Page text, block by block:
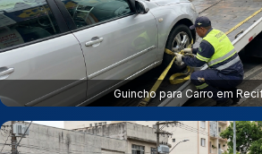
Guincho para Carro em